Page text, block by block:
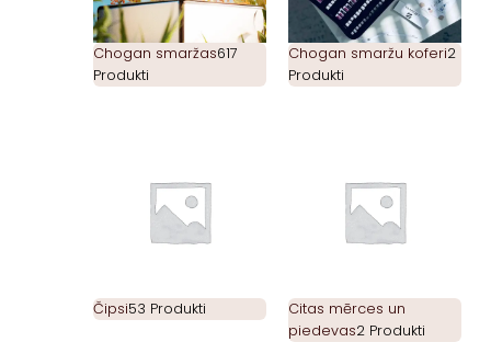
Chogan smaržas617
Produkti
Chogan smaržu koferi2
Produkti
Čipsi53 Produkti
Citas mērces un
piedevas2 Produkti